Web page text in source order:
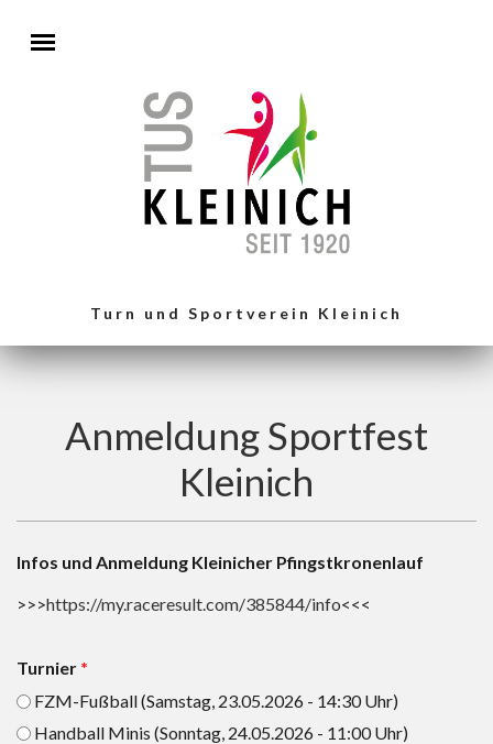
Turn und Sportverein Kleinich
Anmeldung Sportfest
Kleinich
Infos und Anmeldung Kleinicher Pfingstkronenlauf
>>>https://my.raceresult.com/385844/info<<<
Turnier *
FZM-Fußball (Samstag, 23.05.2026 - 14:30 Uhr)
Handball Minis (Sonntag, 24.05.2026 - 11:00 Uhr)